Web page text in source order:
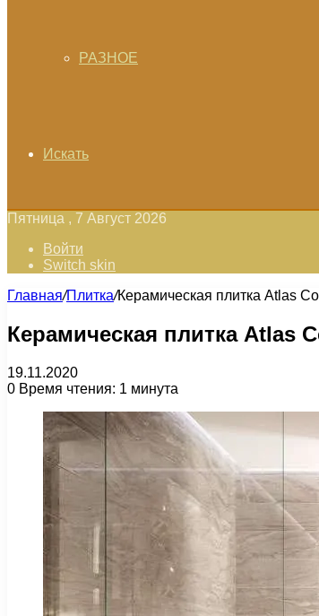
РАЗНОЕ
Искать
Пятница , 7 Август 2026
Войти
Switch skin
Главная/Плитка/Керамическая плитка Atlas
Керамическая плитка Atlas
19.11.2020
0 Время чтения: 1 минута